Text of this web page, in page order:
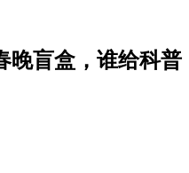
晚盲盒，谁给科普